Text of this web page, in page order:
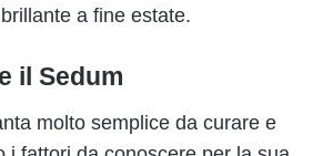
a fine estate.
il Sedum
molto semplice da curare e